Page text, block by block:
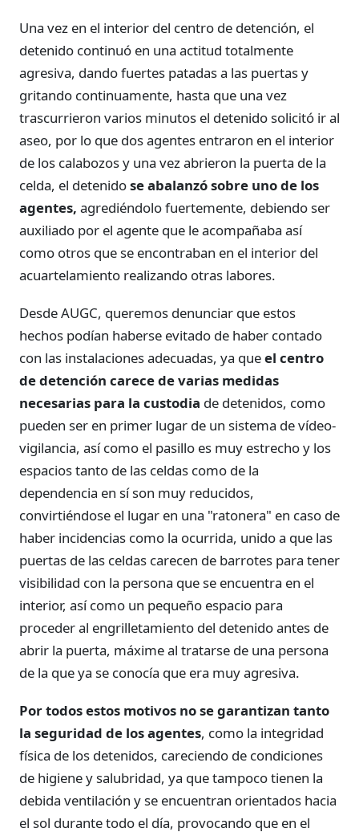
Una vez en el interior del centro de detención, el
detenido continuó en una actitud totalmente
agresiva, dando fuertes patadas a las puertas y
gritando continuamente, hasta que una vez
trascurrieron varios minutos el detenido solicitó ir al
aseo, por lo que dos agentes entraron en el interior
de los calabozos y una vez abrieron la puerta de la
celda, el detenidose abalanzó sobre uno de los
agentes, agrediéndolo fuertemente, debiendo ser
auxiliado por el agente que le acompañaba así
como otros que se encontraban en el interior del
acuartelamiento realizando otras labores.
Desde AUGC, queremos denunciar que estos
hechos podían haberse evitado de haber contado
con las instalaciones adecuadas, ya queel centro
de detención carece de varias medidas
necesarias para la custodia de detenidos, como
pueden ser en primer lugar de un sistema de vídeo-
vigilancia, así como el pasillo es muy estrecho y los
espacios tanto de las celdas como de la
dependencia en sí son muy reducidos,
convirtiéndose el lugar en una "ratonera" en caso de
haber incidencias como la ocurrida, unido a que las
puertas de las celdas carecen de barrotes para tener
visibilidad con la persona que se encuentra en el
interior, así como un pequeño espacio para
proceder al engrilletamiento del detenido antes de
abrir la puerta, máxime al tratarse de una persona
de la que ya se conocía que era muy agresiva.
Por todos estos motivos no se garantizan tanto
la seguridad de los agentes, como la integridad
física de los detenidos, careciendo de condiciones
de higiene y salubridad, ya que tampoco tienen la
debida ventilación y se encuentran orientados hacia
el sol durante todo el día, provocando que en el